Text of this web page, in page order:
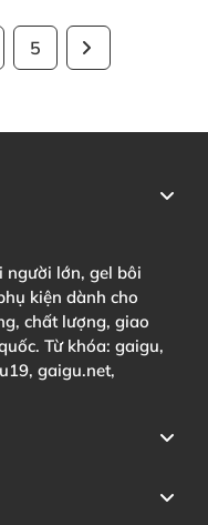
5
người lớn, gel bôi
kiện dành cho
chất lượng, giao
Từ khóa: gaigu,
gaigu.net,